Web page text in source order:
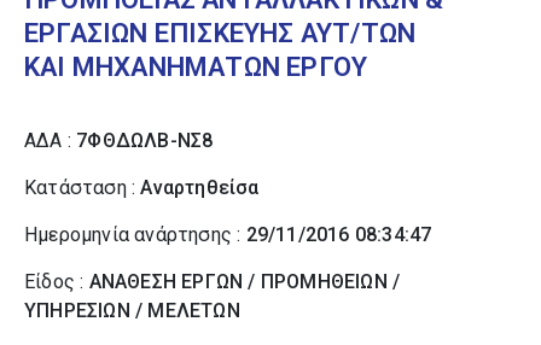
ΕΡΓΑΣΙΩΝ ΕΠΙΣΚΕΥΗΣ ΑΥΤ/ΤΩΝ
ΚΑΙ ΜΗΧΑΝΗΜΑΤΩΝ ΕΡΓΟΥ
ΑΔΑ : 7ΦΘΔΩΛΒ-ΝΣ8
Κατάσταση :Αναρτηθείσα
Ημερομηνία ανάρτησης : 29/11/2016 08:34:47
Είδος : ΑΝΑΘΕΣΗ ΕΡΓΩΝ / ΠΡΟΜΗΘΕΙΩΝ /
ΥΠΗΡΕΣΙΩΝ / ΜΕΛΕΤΩΝ